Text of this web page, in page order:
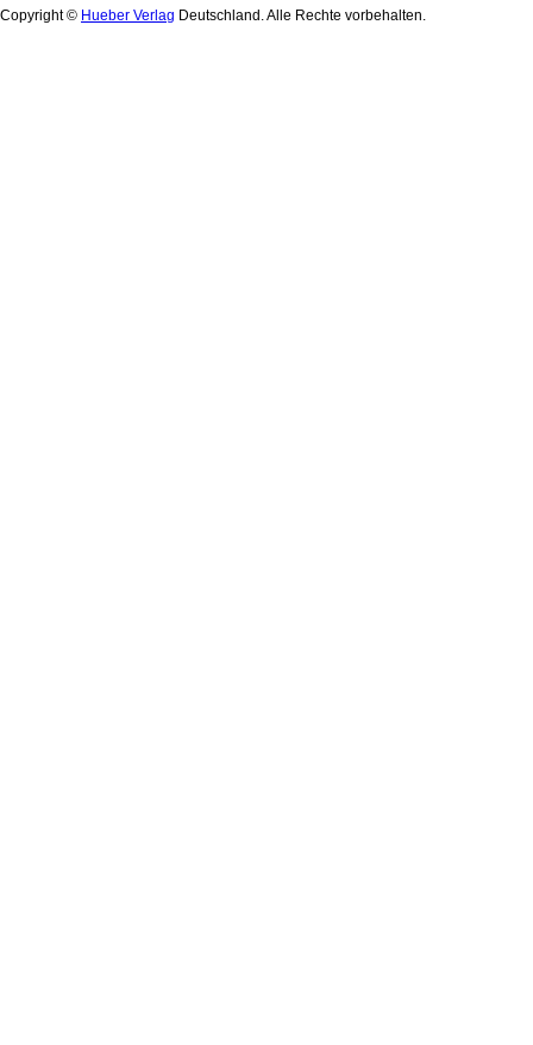
Copyright © Hueber Verlag Deutschland. Alle Rechte vorbehalten.